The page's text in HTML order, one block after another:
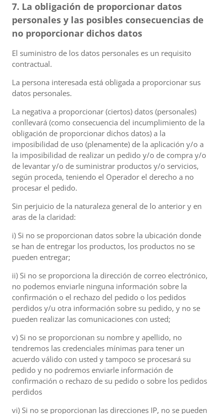
7. La obligación de proporcionar datos
personales y las posibles consecuencias de
no proporcionar dichos datos
El suministro de los datos personales es un requisito
contractual.
La persona interesada está obligada a proporcionar sus
datos personales.
La negativa a proporcionar (ciertos) datos (personales)
conllevará (como consecuencia del incumplimiento de la
obligación de proporcionar dichos datos) a la
imposibilidad de uso (plenamente) de la aplicación y/o a
la imposibilidad de realizar un pedido y/o de compra y/o
de levantar y/o de suministrar productos y/o servicios,
según proceda, teniendo el Operador el derecho a no
procesar el pedido.
Sin perjuicio de la naturaleza general de lo anterior y en
aras de la claridad:
i) Si no se proporcionan datos sobre la ubicación donde
se han de entregar los productos, los productos no se
pueden entregar;
ii) Si no se proporciona la dirección de correo electrónico,
no podemos enviarle ninguna información sobre la
confirmación o el rechazo del pedido o los pedidos
perdidos y/u otra información sobre su pedido, y no se
pueden realizar las comunicaciones con usted;
v) Si no se proporcionan su nombre y apellido, no
tendremos las credenciales mínimas para tener un
acuerdo válido con usted y tampoco se procesará su
pedido y no podremos enviarle información de
confirmación o rechazo de su pedido o sobre los pedidos
perdidos
vi) Si no se proporcionan las direcciones IP, no se pueden